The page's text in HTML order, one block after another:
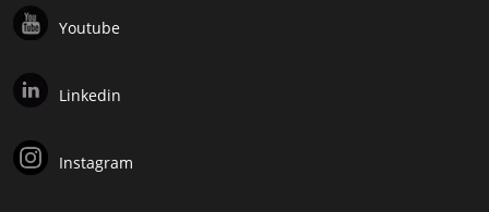
Youtube
Linkedin
Instagram